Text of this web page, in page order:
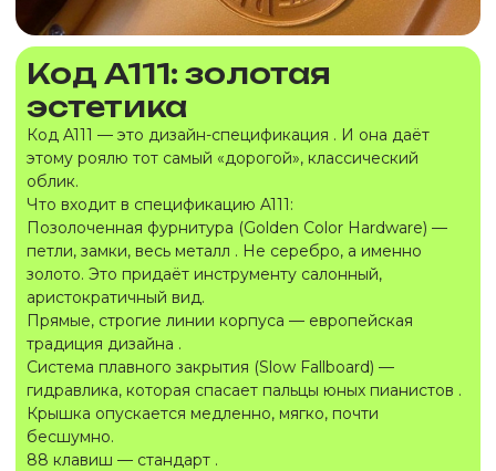
Код A111: золотая
эстетика
Код A111 — это дизайн-спецификация . И она даёт
этому роялю тот самый «дорогой», классический
облик.
Что входит в спецификацию A111:
Позолоченная фурнитура (Golden Color Hardware) —
петли, замки, весь металл . Не серебро, а именно
золото. Это придаёт инструменту салонный,
аристократичный вид.
Прямые, строгие линии корпуса — европейская
традиция дизайна .
Система плавного закрытия (Slow Fallboard) —
гидравлика, которая спасает пальцы юных пианистов .
Крышка опускается медленно, мягко, почти
бесшумно.
88 клавиш — стандарт .